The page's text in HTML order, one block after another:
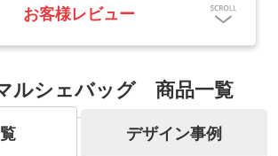
お客様レビュー
ルシェバッグ 商品一覧
デザイン事例